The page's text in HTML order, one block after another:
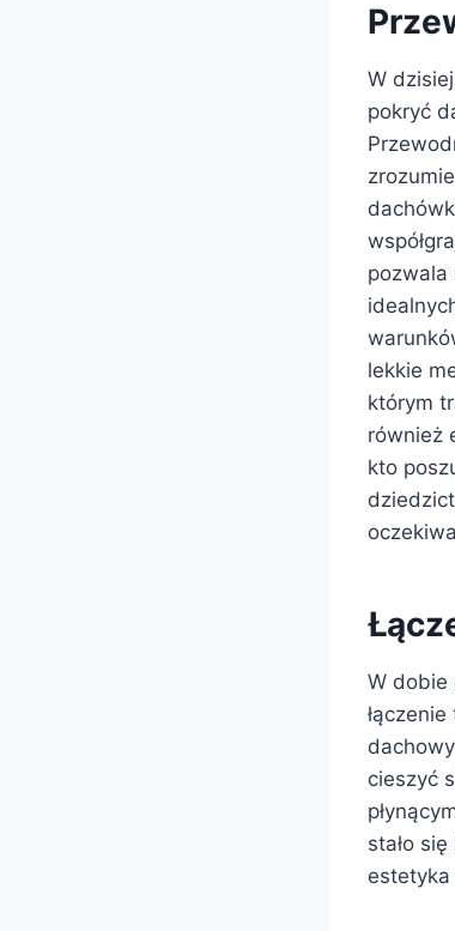
W
pokryć
pozwala
lekkie
którym
również
kto
W dobie
cieszyć
stało
estetyka